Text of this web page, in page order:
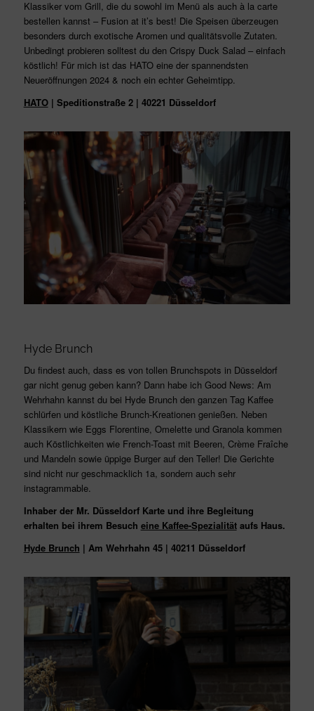
Klassiker vom Grill, die du sowohl im Menü als auch à la carte
bestellen kannst – Fusion at it’s best! Die Speisen überzeugen
besonders durch exotische Aromen und qualitätsvolle Zutaten.
Unbedingt probieren solltest du den Crispy Duck Salad – einfach
köstlich! Für mich ist das HATO eine der spannendsten
Neueröffnungen 2024 & noch ein echter Geheimtipp.
HATO| Speditionstraße 2 | 40221 Düsseldorf
Hyde Brunch
Du findest auch, dass es von tollen Brunchspots in Düsseldorf
gar nicht genug geben kann? Dann habe ich Good News: Am
Wehrhahn kannst du bei Hyde Brunch den ganzen Tag Kaffee
schlürfen und köstliche Brunch-Kreationen genießen. Neben
Klassikern wie Eggs Florentine, Omelette und Granola kommen
auch Köstlichkeiten wie French-Toast mit Beeren, Crème Fraîche
und Mandeln sowie üppige Burger auf den Teller! Die Gerichte
sind nicht nur geschmacklich 1a, sondern auch sehr
instagrammable.
Inhaber der Mr. Düsseldorf Karte und ihre Begleitung
erhalten bei ihrem Besuch eine Kaffee-Spezialitätaufs Haus.
Hyde Brunch | Am Wehrhahn 45 | 40211 Düsseldorf